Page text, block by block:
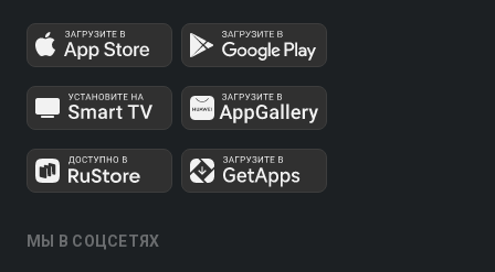
МЫ В СОЦСЕТЯХ